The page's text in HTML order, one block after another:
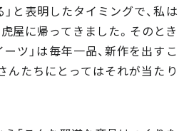
と表明したタイミングで、私は
屋に帰ってきました。そのとき
ーツ」は毎年一品、新作を出すこ
んたちにとってはそれが当たり